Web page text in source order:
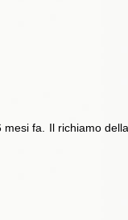
fa. Il richiamo